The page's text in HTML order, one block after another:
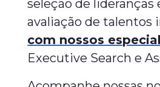
seleção de lideranças
avaliação de talentos
com nossos
Executive Search e